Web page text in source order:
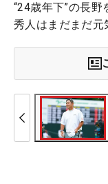
“24歳年下”の長
秀人はまだまだ元